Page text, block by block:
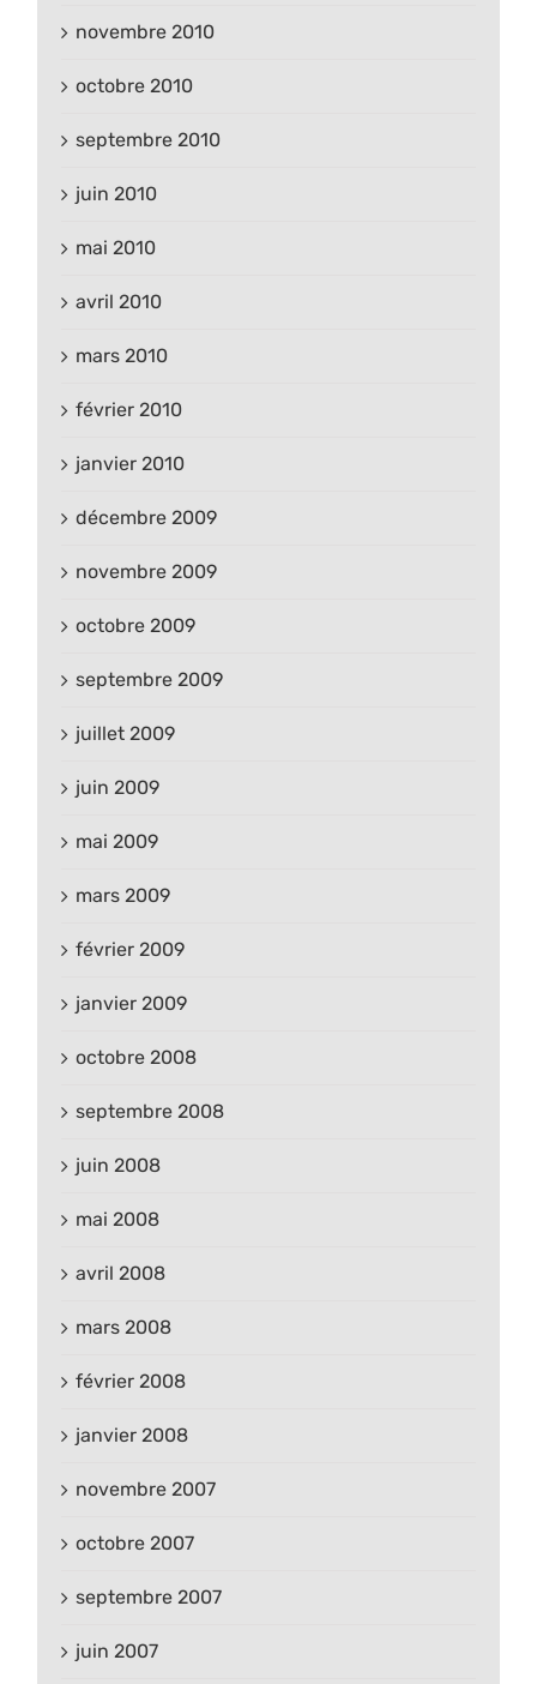
novembre 2010
octobre 2010
septembre 2010
juin 2010
mai 2010
avril 2010
mars 2010
février 2010
janvier 2010
décembre 2009
novembre 2009
octobre 2009
septembre 2009
juillet 2009
juin 2009
mai 2009
mars 2009
février 2009
janvier 2009
octobre 2008
septembre 2008
juin 2008
mai 2008
avril 2008
mars 2008
février 2008
janvier 2008
novembre 2007
octobre 2007
septembre 2007
juin 2007